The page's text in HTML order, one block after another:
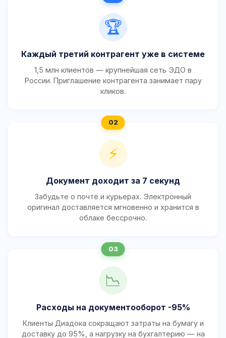
🏆
Каждый третий контрагент уже в системе
1,5 млн клиентов — крупнейшая сеть ЭДО в
России. Приглашение контрагента занимает пару
кликов.
⚡
Документ доходит за 7 секунд
Забудьте о почте и курьерах. Электронный
оригинал доставляется мгновенно и хранится в
облаке бессрочно.
📉
Расходы на документооборот -95%
Клиенты Диадока сокращают затраты на бумагу и
доставку до 95%, а нагрузку на бухгалтерию — на